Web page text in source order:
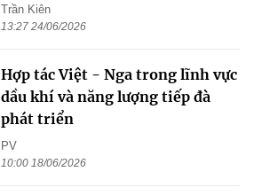
Trần Kiên
13:27 24/06/2026
Hợp tác Việt - Nga trong lĩnh vực
dầu khí và năng lượng tiếp đà
phát triển
PV
10:00 18/06/2026